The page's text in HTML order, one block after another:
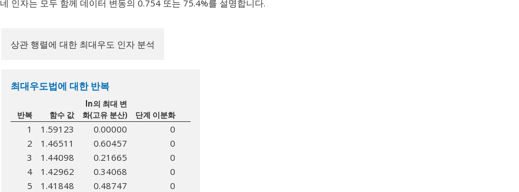
네 인자는 모두 함께 데이터 변동의 0.754 또는 75.4%를 설명합니다.
상관 행렬에 대한 최대우도 인자 분석
최대우도법에 대한 반복
반복 함수 값
ln의 최대 변
화(고유 분산)
단계 이분화
1 1.59123 0.00000
0
2
1.46511 0.60457
0
3
1.44098 0.21665
0
4
1.42962 0.34068
0
5
1.41848 0.48747
0